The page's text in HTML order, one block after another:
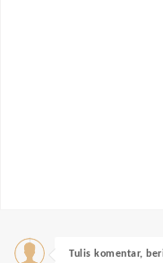
Tulis komentar,